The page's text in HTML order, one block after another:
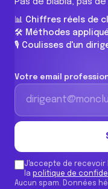
📊 Chiffres réels de
🛠️ Méthodes
🎙️ Coulisses d'un
Votre email
J'accepte de recevoir
la politique de
Aucun spam. Données